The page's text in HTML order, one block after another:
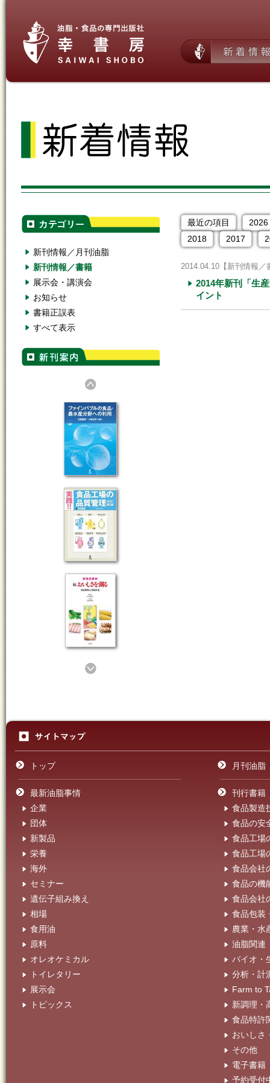
新刊情報／月刊油脂
新刊情報／書籍
展示会・講演会
お知らせ
書籍正誤表
すべて表示
最近の項目
2026
2018
2017
2014.04.10 【新刊情報／
2014年新刊「生
イント
トップ
最新油脂事情
企業
団体
新製品
栄養
海外
セミナー
遺伝子組み換え
相場
食用油
原料
オレオケミカル
トイレタリー
展示会
トピックス
月刊油脂
刊行書籍
食品製造
食品の安
食品工場
食品工場
食品会社
食品の機
食品会社
食品包装
農業・水
油脂関連
バイオ・
分析・計
Farm to
新調理・
食品特許
おいしさ
その他
電子書籍
予約受付